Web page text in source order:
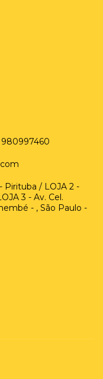
980997460
Pirituba / LOJA 2 -
3 - Av. Cel.
- , São Paulo -